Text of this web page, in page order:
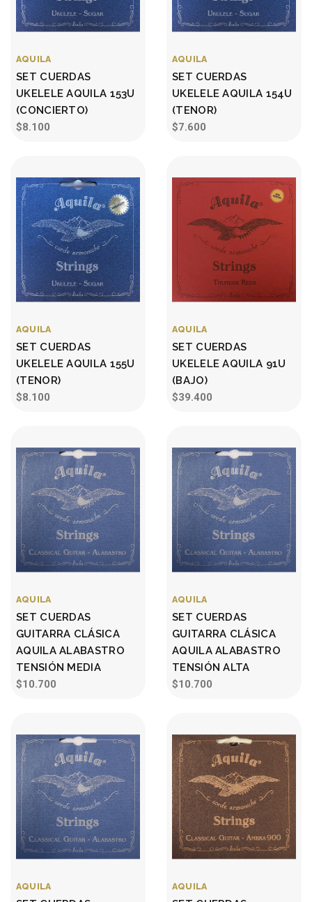
AQUILA
SET CUERDAS
UKELELE AQUILA 153U
(CONCIERTO)
$8.100
AQUILA
SET CUERDAS
UKELELE AQUILA 154U
(TENOR)
$7.600
AQUILA
SET CUERDAS
UKELELE AQUILA 155U
(TENOR)
$8.100
AQUILA
SET CUERDAS
UKELELE AQUILA 91U
(BAJO)
$39.400
AQUILA
SET CUERDAS
GUITARRA CLÁSICA
AQUILA ALABASTRO
TENSIÓN MEDIA
$10.700
AQUILA
SET CUERDAS
GUITARRA CLÁSICA
AQUILA ALABASTRO
TENSIÓN ALTA
$10.700
AQUILA AQUILA